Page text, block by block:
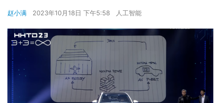
赵小满 2023年10月18日 下午5:58 人工智能